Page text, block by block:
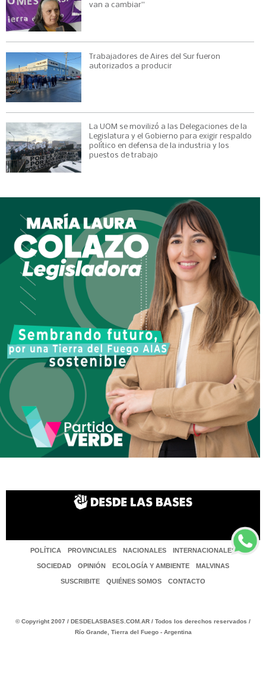
van a cambiar”
Trabajadores de Aires del Sur fueron
autorizados a producir
La UOM se movilizó a las Delegaciones de la
Legislatura y el Gobierno para exigir respaldo
político en defensa de la industria y los
puestos de trabajo
POLÍTICA PROVINCIALES NACIONALES INTERNACIONALES
SOCIEDAD OPINIÓN ECOLOGÍA Y AMBIENTE MALVINAS
SUSCRIBITE QUIÉNES SOMOS CONTACTO
© Copyright 2007 / DESDELASBASES.COM.AR / Todos los derechos reservados /
Río Grande, Tierra del Fuego - Argentina